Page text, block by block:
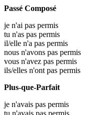
Passé Composé
je n'ai pas permis
tu n'as pas permis
il/elle n'a pas permis
nous n'avons pas permis
vous n'avez pas permis
ils/elles n'ont pas permis
Plus-que-Parfait
je n'avais pas permis
tu n'avais pas permis